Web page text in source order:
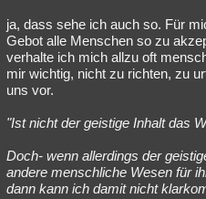
ja, dass sehe ich auch so. Für
Gebot alle Menschen so zu
verhalte ich mich allzu oft
mir wichtig, nicht zu richten, zu
uns vor.
"Ist nicht der geistige Inhalt das
Doch- wenn allerdings der
andere menschliche Wesen für
dann kann ich damit nicht